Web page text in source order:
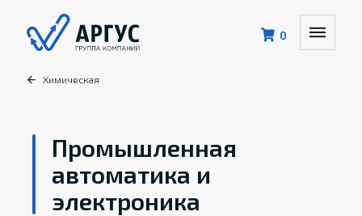
0
Химическая
Промышленная
автоматика и
электроника